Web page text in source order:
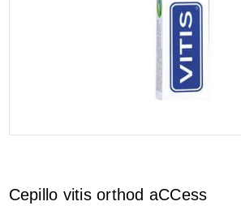
Cepillo vitis orthod aCCess